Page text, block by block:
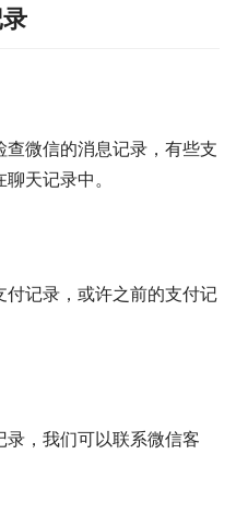
微信的消息记录，有些支
天记录中。
记录，或许之前的支付记
，我们可以联系微信客